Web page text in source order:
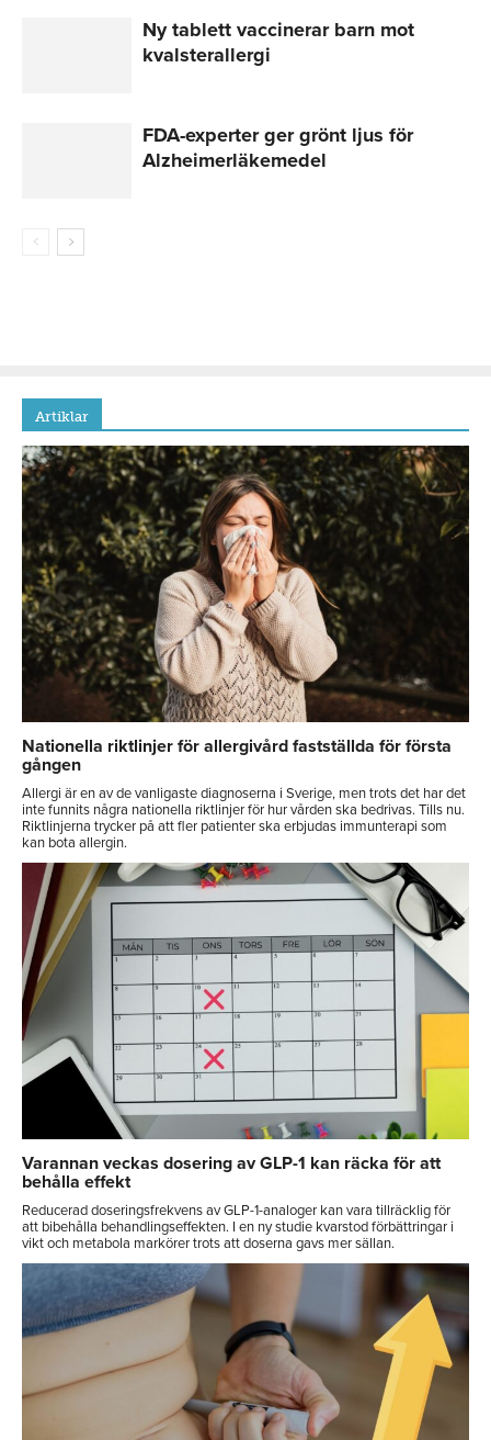
Ny tablett vaccinerar barn mot
kvalsterallergi
FDA-experter ger grönt ljus för
Alzheimerläkemedel
Artiklar
Nationella riktlinjer för allergivård fastställda för första
gången
Allergi är en av de vanligaste diagnoserna i Sverige, men trots det har det
inte funnits några nationella riktlinjer för hur vården ska bedrivas. Tills nu.
Riktlinjerna trycker på att fler patienter ska erbjudas immunterapi som
kan bota allergin.
Varannan veckas dosering av GLP-1 kan räcka för att
behålla effekt
Reducerad doseringsfrekvens av GLP-1-analoger kan vara tillräcklig för
att bibehålla behandlingseffekten. I en ny studie kvarstod förbättringar i
vikt och metabola markörer trots att doserna gavs mer sällan.